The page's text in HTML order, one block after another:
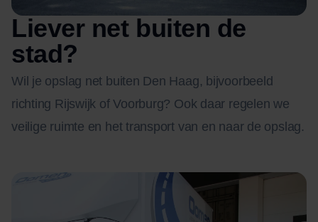
Liever net buiten de
stad?
Wil je opslag net buiten Den Haag, bijvoorbeeld
richting Rijswijk of Voorburg? Ook daar regelen we
veilige ruimte en het transport van en naar de opslag.